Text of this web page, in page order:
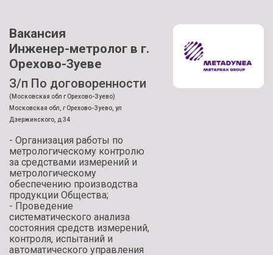
Вакансия
Инженер-метролог в г.
Орехово-Зуеве
З/п По договоренности
(Московская обл г Орехово-Зуево)
Московская обл, г Орехово-Зуево, ул
Дзержинского, д 34
- Организация работы по
метрологическому контролю
за средствами измерений и
метрологическому
обеспечению производства
продукции Общества;
- Проведение
систематического анализа
состояния средств измерений,
контроля, испытаний и
автоматического управления